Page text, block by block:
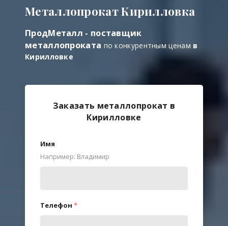
Металлопрокат Кирилловка
ПродМеталл - поставщик
металлопроката по конкурентным ценам в
Кирилловке
Заказать металлопрокат в
Кирилловке
Имя
Например: Владимир
Телефон *